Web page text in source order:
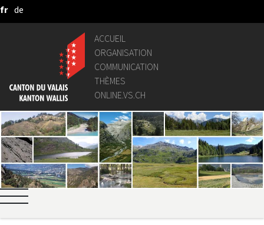
Saut au contenu principal
fr de
ACCUEIL
ORGANISATION
COMMUNICATION
THÈMES
ONLINE.VS.CH